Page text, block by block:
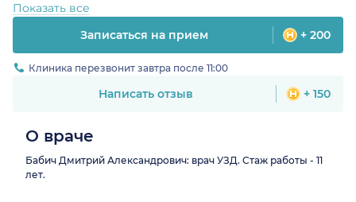
Показать все
Записаться на прием
+ 200
Клиника перезвонит завтра после 11:00
Написать отзыв + 150
О враче
Бабич Дмитрий Александрович: врач УЗД. Стаж работы - 11
лет.